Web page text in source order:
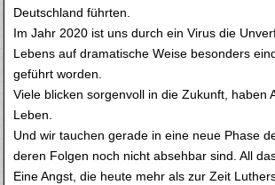
Deutschland führten.
Im Jahr 2020 ist uns durch ein Virus die
Lebens auf dramatische Weise besonders
geführt worden.
Viele blicken sorgenvoll in die Zukunft, haben
Leben.
Und wir tauchen gerade in eine neue Phase
deren Folgen noch nicht absehbar sind. All
Eine Angst, die heute mehr als zur Zeit